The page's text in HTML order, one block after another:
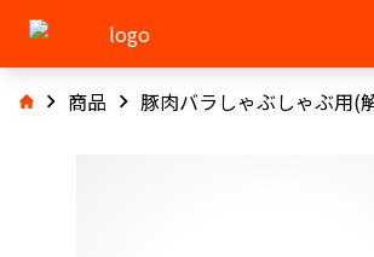
商品 豚肉バラしゃぶしゃぶ用(